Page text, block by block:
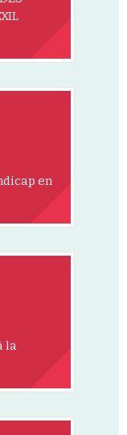
en
la